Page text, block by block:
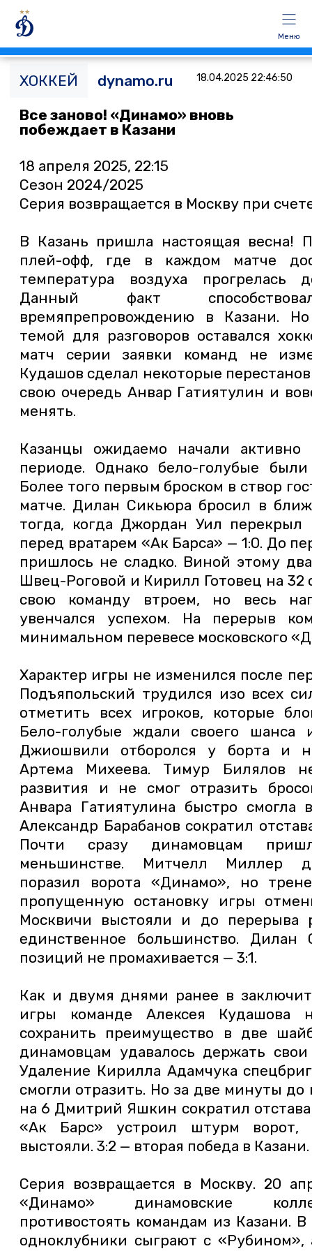
Меню
ХОККЕЙ dynamo.ru 18.04.2025 22:46:50
Все заново! «Динамо» вновь
побеждает в Казани
18 апреля 2025, 22:15
Сезон 2024/2025
Серия возвращается в Москву при
В Казань пришла настоящая весна!
плей-офф, где в каждом матче
температура воздуха прогрелась
Данный факт
времяпрепровождению в Казани.
темой для разговоров оставался
матч серии заявки команд не
Кудашов сделал некоторые
свою очередь Анвар Гатиятулин и
менять.
Казанцы ожидаемо начали активно
периоде. Однако бело-голубые
Более того первым броском в створ
матче. Дилан Сикьюра бросил в
тогда, когда Джордан Уил перекрыл
перед вратарем «Ак Барса» — 1:0. До
пришлось не сладко. Виной этому
Швец-Роговой и Кирилл Готовец на 32
свою команду втроем, но весь
увенчался успехом. На перерыв
минимальном перевесе московского
Характер игры не изменился после
Подъяпольский трудился изо всех
отметить всех игроков, которые
Бело-голубые ждали своего
Джиошвили отборолся у борта и
Артема Михеева. Тимур Билялов
развития и не смог отразить
Анвара Гатиятулина быстро смогла
Александр Барабанов сократил
Почти сразу динамовцам
меньшинстве. Митчелл Миллер
поразил ворота «Динамо», но
пропущенную остановку игры
Москвичи выстояли и до перерыва
единственное большинство. Дилан
позиций не промахивается — 3:1.
Как и двумя днями ранее в
игры команде Алексея Кудашова
сохранить преимущество в две
динамовцам удавалось держать
Удаление Кирилла Адамчука
смогли отразить. Но за две минуты до
на 6 Дмитрий Яшкин сократил
«Ак Барс» устроил штурм ворот,
выстояли. 3:2 — вторая победа в Казани.
Серия возвращается в Москву. 20
«Динамо» динамовские
противостоять командам из Казани.
одноклубники сыграют с «Рубином»,